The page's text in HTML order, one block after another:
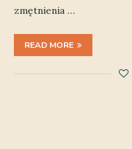
zmętnienia …
READ MORE